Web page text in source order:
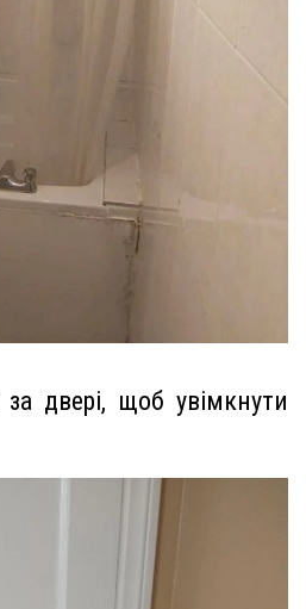
двері, щоб увімкнути